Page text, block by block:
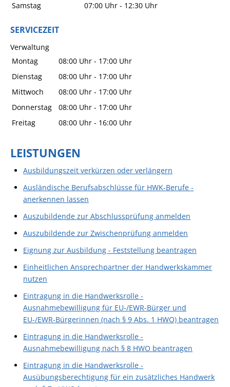
Samstag
07:00 Uhr - 12:30 Uhr
SERVICEZEIT
Verwaltung
Montag
08:00 Uhr - 17:00 Uhr
Dienstag
08:00 Uhr - 17:00 Uhr
Mittwoch
08:00 Uhr - 17:00 Uhr
Donnerstag
08:00 Uhr - 17:00 Uhr
Freitag
08:00 Uhr - 16:00 Uhr
LEISTUNGEN
Ausbildungszeit verkürzen oder verlängern
Ausländische Berufsabschlüsse für HWK-Berufe -
anerkennen lassen
Auszubildende zur Abschlussprüfung anmelden
Auszubildende zur Zwischenprüfung anmelden
Eignung zur Ausbildung - Feststellung beantragen
Einheitlichen Ansprechpartner der Handwerkskammer
nutzen
Eintragung in die Handwerksrolle -
Ausnahmebewilligung für EU-/EWR-Bürger und
EU-/EWR-Bürgerinnen (nach § 9 Abs. 1 HWO) beantragen
Eintragung in die Handwerksrolle -
Ausnahmebewilligung nach § 8 HWO beantragen
Eintragung in die Handwerksrolle -
Ausübungsberechtigung für ein zusätzliches Handwerk